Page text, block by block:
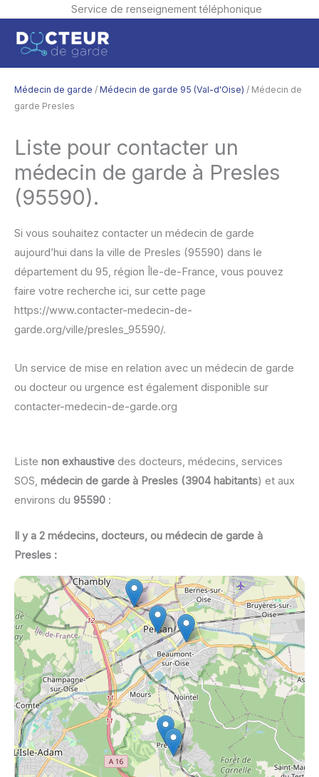
Service de renseignement téléphonique
contenu
Médecin de garde / Médecin de garde 95 (Val-d'Oise) / Médecin de
garde Presles
Liste pour contacter un
médecin de garde à Presles
(95590).
Si vous souhaitez contacter un médecin de garde
aujourd’hui dans la ville de Presles (95590) dans le
département du 95, région Île-de-France, vous pouvez
faire votre recherche ici, sur cette page
https://www.contacter-medecin-de-
garde.org/ville/presles_95590/.
Un service de mise en relation avec un médecin de garde
ou docteur ou urgence est également disponible sur
contacter-medecin-de-garde.org
Liste non exhaustive des docteurs, médecins, services
SOS, médecin de garde à Presles (3904 habitants) et aux
environs du 95590 :
Il y a 2 médecins, docteurs, ou médecin de garde à
Presles :